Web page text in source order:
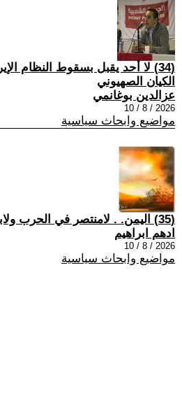
(34) لا أحد يقبل بسقوط النظام
الكيان الصهيوني
عزالدين بوغانمي
2026 / 8 / 10
مواضيع وابحاث سياسية
(35) اليمن. . لامنتصر في الحرب ولابديل عن الحوار
ادهم ابراهيم
2026 / 8 / 10
مواضيع وابحاث سياسية